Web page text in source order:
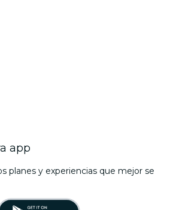
app
planes y experiencias que mejor se